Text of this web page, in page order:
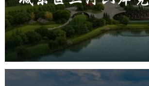
旅游休闲 公园 AI人工智能 智慧
AR太极
智能大数据平